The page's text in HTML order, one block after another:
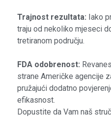
Trajnost rezultata: Iako
traju od nekoliko mjeseci
tretiranom području.
FDA odobrenost:
strane Američke agencije
pružajući dodatno
efikasnost.
Dopustite da Vam naš